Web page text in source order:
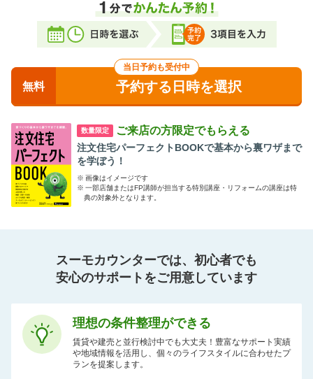
当日予約も受付中
無料 予約する日時を選択
数量限定 ご来店の方限定でもらえる
注文住宅パーフェクトBOOKで基本から裏ワザまで
を学ぼう！
※ 画像はイメージです
※ 一部店舗またはFP講師が担当する特別講座・リフォームの講座は特
典の対象外となります。
スーモカウンターでは、初心者でも
安心のサポートをご用意しています
理想の条件整理ができる
賃貸や建売と並行検討中でも大丈夫！豊富なサポート実績
や地域情報を活用し、個々のライフスタイルに合わせたプ
ランを提案します。